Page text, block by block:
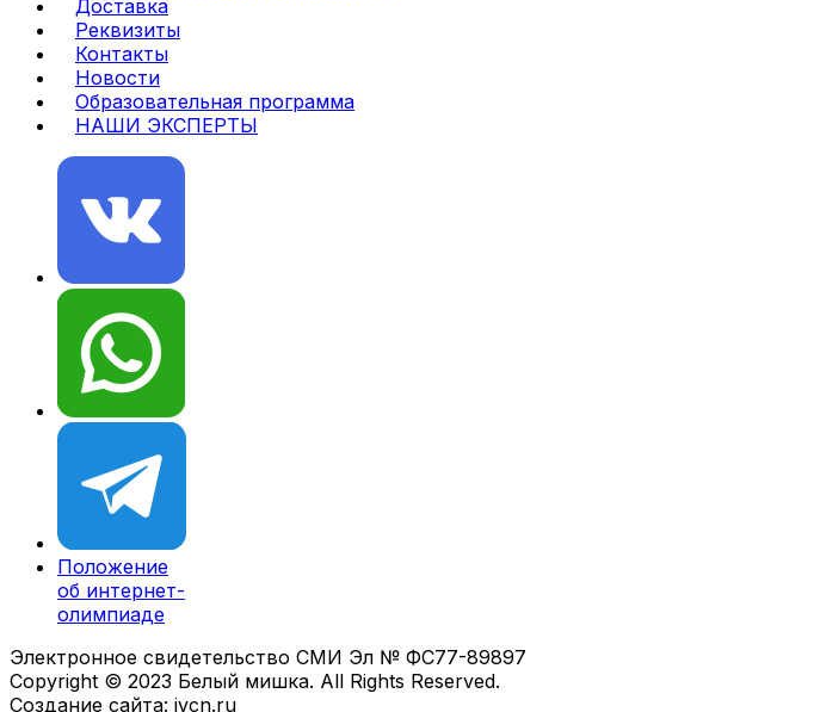
Доставка
Реквизиты
Контакты
Новости
Образовательная программа
НАШИ ЭКСПЕРТЫ
Положение
об интернет-
олимпиаде
Электронное свидетельство СМИ Эл № ФС77-89897
Copyright © 2023 Белый мишка. All Rights Reserved.
Создание сайта: ivcn.ru